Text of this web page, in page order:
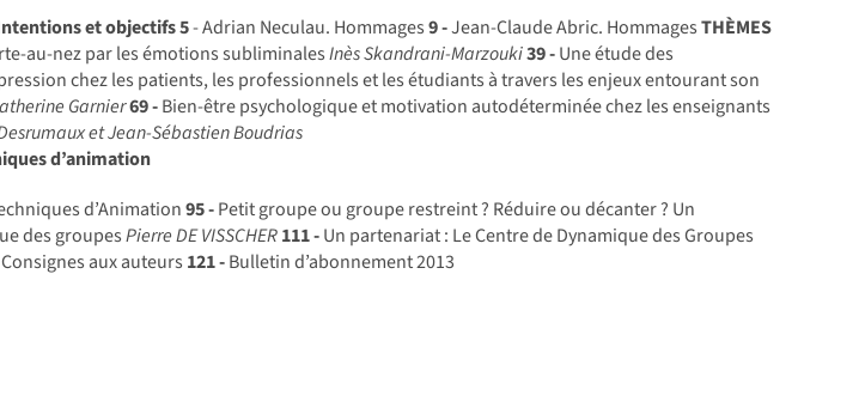
et objectifs5- Adrian Neculau. Hommages9 -Jean-Claude Abric. HommagesTHÈMES
au-nez par les émotions subliminalesInès Skandrani-Marzouki39 -Une étude des
chez les patients, les professionnels et les étudiants à travers les enjeux entourant son
Garnier69 -Bien-être psychologique et motivation autodéterminée chez les enseignants
et Jean-Sébastien Boudrias
d’animation
d’Animation95 -Petit groupe ou groupe restreint ? Réduire ou décanter ? Un
des groupesPierre DE VISSCHER111 -Un partenariat : Le Centre de Dynamique des Groupes
Consignes aux auteurs 121 -Bulletin d’abonnement 2013